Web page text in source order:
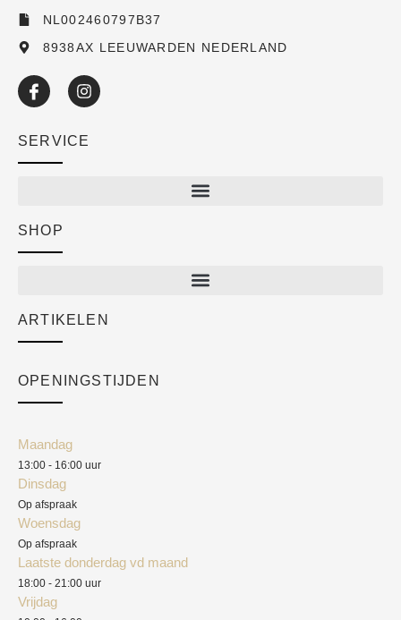
NL002460797B37
8938AX LEEUWARDEN NEDERLAND
SERVICE
Academy
SHOP
ARTIKELEN
OPENINGSTIJDEN
Maandag
13:00 - 16:00 uur
Dinsdag
Op afspraak
Woensdag
Op afspraak
Laatste donderdag vd maand
18:00 - 21:00 uur
Vrijdag